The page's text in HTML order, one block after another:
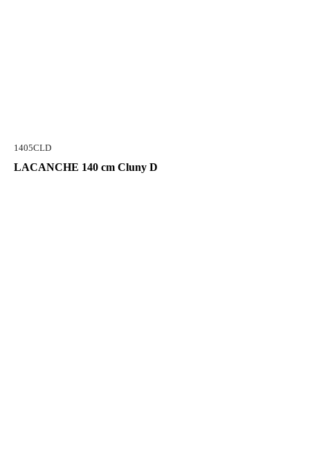
1405CLD
LACANCHE 140 cm Cluny D